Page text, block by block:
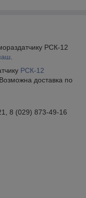
РСК-12
РСК-12
доставка по
8 (029) 873-49-16